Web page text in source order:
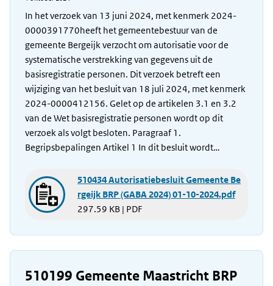
In het verzoek van 13 juni 2024, met kenmerk 2024-
0000391770heeft het gemeentebestuur van de
gemeente Bergeijk verzocht om autorisatie voor de
systematische verstrekking van gegevens uit de
basisregistratie personen. Dit verzoek betreft een
wijziging van het besluit van 18 juli 2024, met kenmerk
2024-0000412156. Gelet op de artikelen 3.1 en 3.2
van de Wet basisregistratie personen wordt op dit
verzoek als volgt besloten. Paragraaf 1.
Begripsbepalingen Artikel 1 In dit besluit wordt…
510434 Autorisatiebesluit Gemeente Be
rgeijk BRP (GABA 2024) 01-10-2024.pdf
297.59 KB | PDF
510199 Gemeente Maastricht BRP